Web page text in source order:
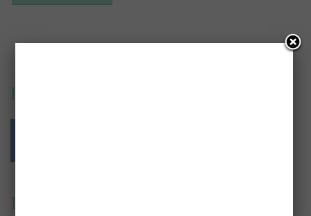
PrzeczytajTo.pl na:
Kategorie